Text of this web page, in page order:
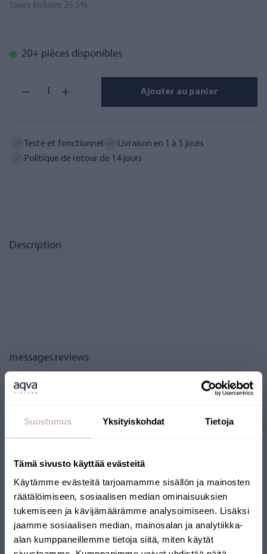
Suostumus Yksityiskohdat Tietoja
Tämä sivusto käyttää evästeitä
Käytämme evästeitä tarjoamamme sisällön ja mainosten
räätälöimiseen, sosiaalisen median ominaisuuksien
tukemiseen ja kävijämäärämme analysoimiseen. Lisäksi
jaamme sosiaalisen median, mainosalan ja analytiikka-
alan kumppaneillemme tietoja siitä, miten käytät
taxes incluses 25.5%
20+ pièces disponibles
Ajouter au panier
Testé et fonctionnel
Livraison en 1 à 5 jours
Politique de retour de 14 jours
Description
messages.reviews
BOUTIQUE EN LIGNE